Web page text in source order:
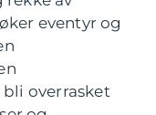
eventyr og
overrasket